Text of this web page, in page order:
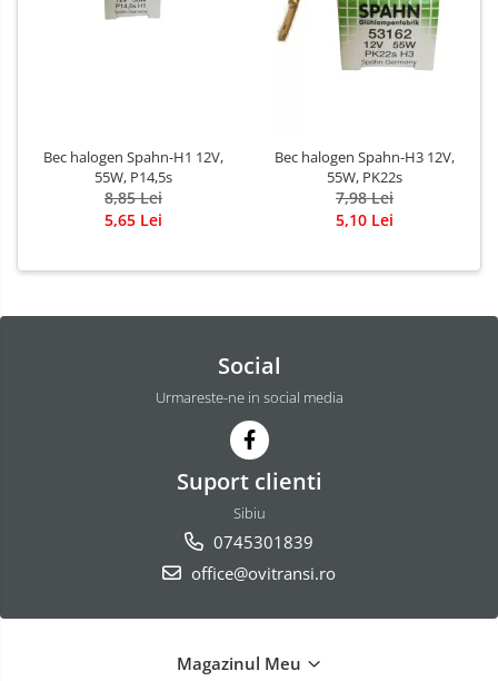
Bec halogen Spahn-H1 12V,
55W, P14,5s
8,85 Lei
5,65 Lei
Bec halogen Spahn-H3 12V,
55W, PK22s
7,98 Lei
5,10 Lei
Social
Urmareste-ne in social media
Suport clienti
Sibiu
0745301839
office@ovitransi.ro
Magazinul Meu